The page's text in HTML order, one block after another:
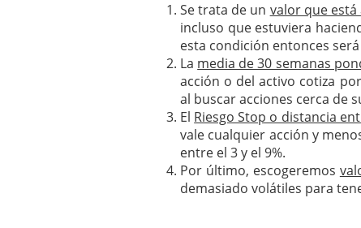
Se trata de un valor que está
incluso que estuviera
esta condición entonces
La media de 30 semanas
acción o del activo cotiza
al buscar acciones cerca de
El Riesgo Stop o distancia
vale cualquier acción y
entre el 3 y el 9%.
Por último, escogeremos
demasiado volátiles para